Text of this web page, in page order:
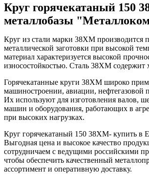
Круг горячекатаный 150
металлобазы
Круг из стали марки 38ХМ производится
металлической заготовки при высокой
материал характеризуется высокой
износостойкостью. Сталь 38ХМ содержит
Горячекатанные круги 38ХМ широко
машиностроении, авиации, нефтегазовой
Их используют для изготовления валов,
машин и оборудования, работающих в
при высоких нагрузках.
Круг горячекатаный 150 38ХМ- купить в
Выгодная цена и высокое качество
сотрудничаем с ведущими российскими
чтобы обеспечить качественный
ассортимент и оперативную доставку.